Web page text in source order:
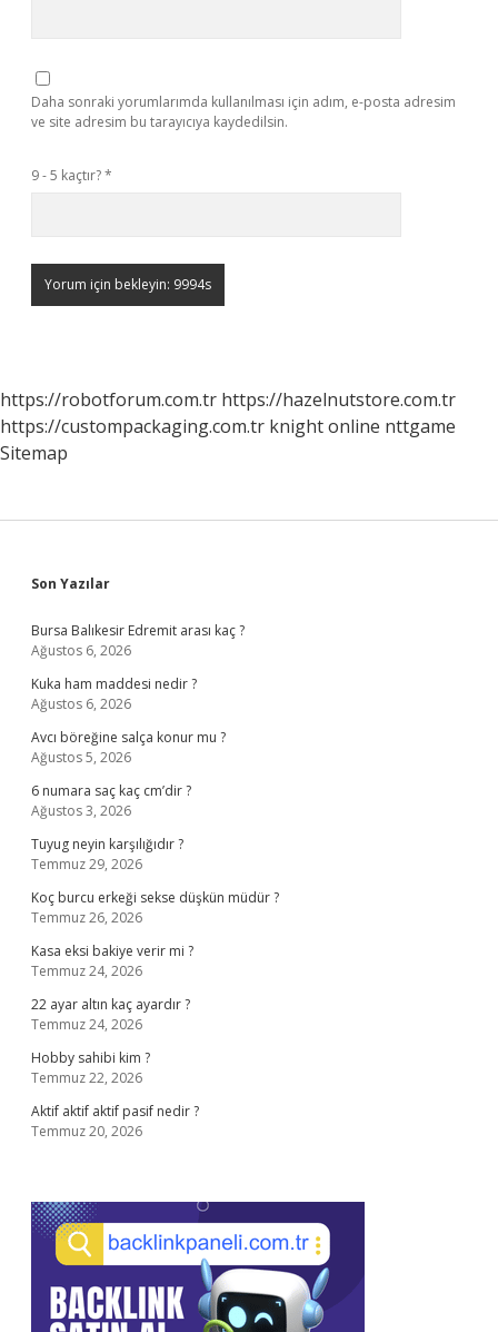
Daha sonraki yorumlarımda kullanılması için adım, e-posta adresim
ve site adresim bu tarayıcıya kaydedilsin.
9 - 5 kaçtır?*
https://robotforum.com.tr https://hazelnutstore.com.tr
https://custompackaging.com.tr knight online nttgame
Sitemap
Sidebar
Son Yazılar
Bursa Balıkesir Edremit arası kaç ?
Ağustos 6, 2026
Kuka ham maddesi nedir ?
Ağustos 6, 2026
Avcı böreğine salça konur mu ?
Ağustos 5, 2026
6 numara saç kaç cm’dir ?
Ağustos 3, 2026
Tuyug neyin karşılığıdır ?
Temmuz 29, 2026
Koç burcu erkeği sekse düşkün müdür ?
Temmuz 26, 2026
Kasa eksi bakiye verir mi ?
Temmuz 24, 2026
22 ayar altın kaç ayardır ?
Temmuz 24, 2026
Hobby sahibi kim ?
Temmuz 22, 2026
Aktif aktif aktif pasif nedir ?
Temmuz 20, 2026